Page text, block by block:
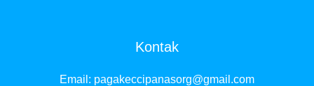
Kontak
Email: pagakeccipanasorg@gmail.com